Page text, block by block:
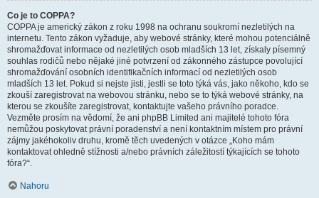
Co je to COPPA?
COPPA je americký zákon z roku 1998 na ochranu soukromí nezletilých na
internetu. Tento zákon vyžaduje, aby webové stránky, které mohou potenciálně
shromažďovat informace od nezletilých osob mladších 13 let, získaly písemný
souhlas rodičů nebo nějaké jiné potvrzení od zákonného zástupce povolující
shromažďování osobních identifikačních informací od nezletilých osob
mladších 13 let. Pokud si nejste jisti, jestli se toto týká vás, jako někoho, kdo se
zkouší zaregistrovat na webovou stránku, nebo se to týká webové stránky, na
kterou se zkoušíte zaregistrovat, kontaktujte vašeho právního poradce.
Vezměte prosím na vědomí, že ani phpBB Limited ani majitelé tohoto fóra
nemůžou poskytovat právní poradenství a není kontaktním místem pro právní
zájmy jakéhokoliv druhu, kromě těch uvedených v otázce „Koho mám
kontaktovat ohledně stížnosti a/nebo právních záležitostí týkajících se tohoto
fóra?“.
Nahoru